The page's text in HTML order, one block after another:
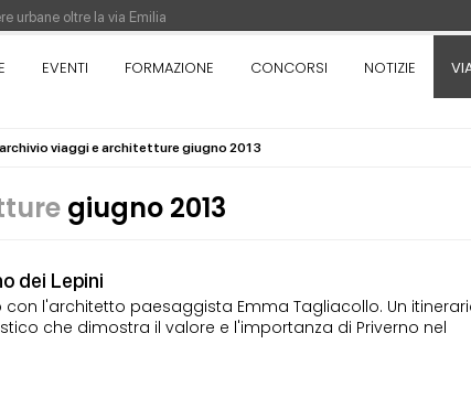
EVENTI FORMAZIONE CONCORSI NOTIZIE
archivio viaggi e architetture giugno 2013
giugno 2013
dei Lepini
l'architetto paesaggista Emma Tagliacollo. Un
che dimostra il valore e l'importanza di Priverno nel
urbane oltre la via Emilia
Rotta verso Ovest - Europa, Stati Uniti e Canada | 22 agosto >